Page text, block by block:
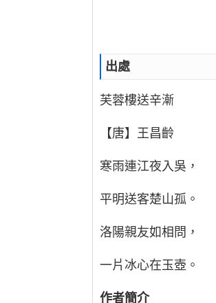
出處
芙蓉樓送辛漸
【唐】王昌齡
寒雨連江夜入吳，
平明送客楚山孤。
洛陽親友如相問，
一片冰心在玉壺。
作者簡介